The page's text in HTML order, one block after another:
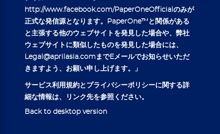
http://www.facebook.com/PaperOneOfficial のみが
正式な発信源となります。PaperOne™と関係がある
と主張する他のウェブサイトを発見した場合や、弊社
ウェブサイトに類似したものを発見した場合には、
Legal@aprilasia.com までEメールでお知らせいただ
きますよう、お願い申し上げます。」
サービス利用規約とプライバシーポリシーに関する詳
細な情報は、リンク先を参照ください。
Back to desktop version